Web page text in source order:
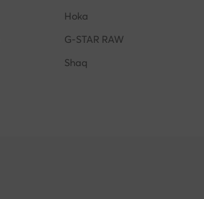
Hoka
G-STAR RAW
Shaq